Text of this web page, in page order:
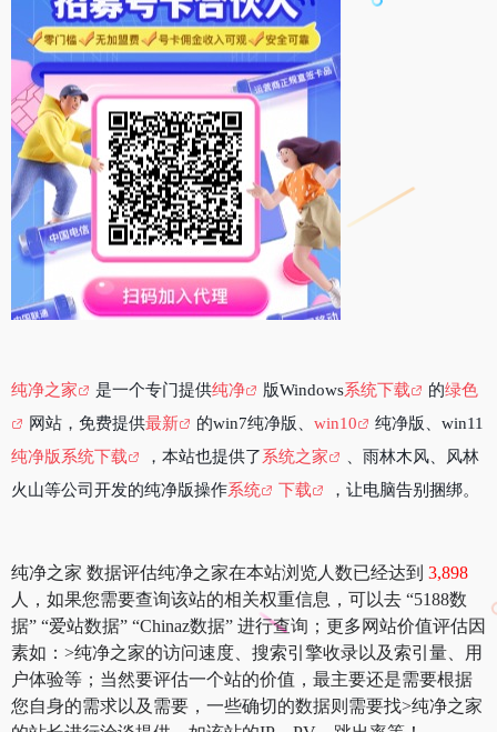
纯净之家 是一个专门提供纯净 版Windows系统下载 的绿色
网站，免费提供最新 的win7纯净版、 win10
纯净版、win11
纯净版系统下载
，本站也提供了系统之家
、雨林木风、风林
火山等公司开发的纯净版操作系统 下载 ，让电脑告别捆绑。
纯净之家 数据评估纯净之家在本站浏览人数已经达到 3,898
人，如果您需要查询该站的相关权重信息，可以去 “5188数
据” “爱站数据” “Chinaz数据” 进行查询；更多网站价值评估因
素如：>纯净之家的访问速度、搜索引擎收录以及索引量、用
户体验等；当然要评估一个站的价值，最主要还是需要根据
您自身的需求以及需要，一些确切的数据则需要找>纯净之家